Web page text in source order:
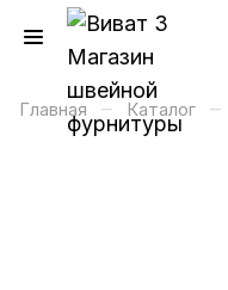
Главная – Каталог –